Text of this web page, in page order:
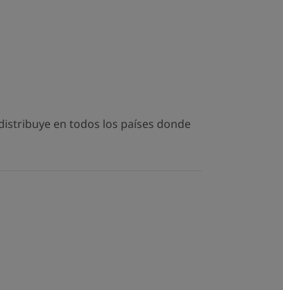
en todos los países donde